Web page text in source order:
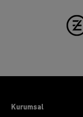
Kurumsal